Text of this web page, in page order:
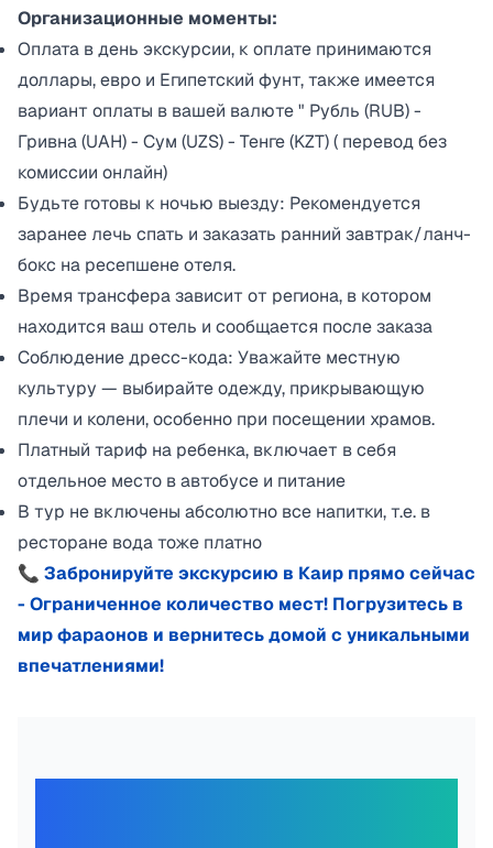
Организационные моменты:
Оплата в день экскурсии, к оплате принимаются
доллары, евро и Египетский фунт, также имеется
вариант оплаты в вашей валюте " Рубль (RUB) -
Гривна (UAH) - Сум (UZS) - Тенге (KZT) ( перевод без
комиссии онлайн)
Будьте готовы к ночью выезду: Рекомендуется
заранее лечь спать и заказать ранний завтрак/ланч-
бокс на ресепшене отеля.
Время трансфера зависит от региона, в котором
находится ваш отель и сообщается после заказа
Соблюдение дресс-кода: Уважайте местную
культуру — выбирайте одежду, прикрывающую
плечи и колени, особенно при посещении храмов.
Платный тариф на ребенка, включает в себя
отдельное место в автобусе и питание
В тур не включены абсолютно все напитки, т.е. в
ресторане вода тоже платно
📞 Забронируйте экскурсию в Каир прямо сейчас
- Ограниченное количество мест! Погрузитесь в
мир фараонов и вернитесь домой с уникальными
впечатлениями!